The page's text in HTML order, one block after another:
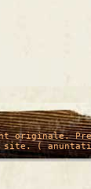
originale.
site. (